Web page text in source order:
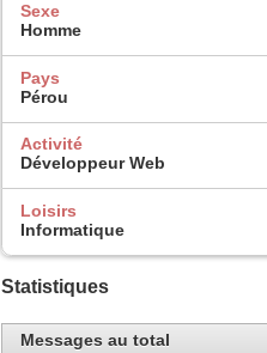
Sexe
Homme
Pays
Pérou
Activité
Développeur Web
Loisirs
Informatique
Statistiques
Messages au total